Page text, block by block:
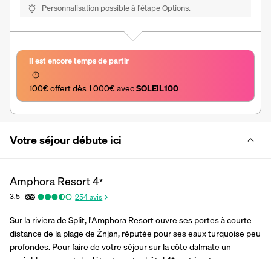
Personnalisation possible à l’étape Options.
Il est encore temps de partir
100€ offert dès 1 000€ avec SOLEIL100
Votre séjour débute ici
Amphora Resort4*
3,5 254avis
Sur la riviera de Split, l'Amphora Resort ouvre ses portes à courte
distance de la plage de Žnjan, réputée pour ses eaux turquoise peu
profondes. Pour faire de votre séjour sur la côte dalmate un